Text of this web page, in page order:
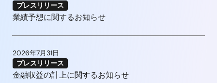
プレスリリース
業績予想に関するお知らせ
2026年7月31日
プレスリリース
金融収益の計上に関するお知らせ